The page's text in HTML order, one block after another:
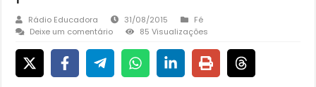
Rádio Educadora 31/08/2015
Fé
Deixe um comentário
85 Visualizações